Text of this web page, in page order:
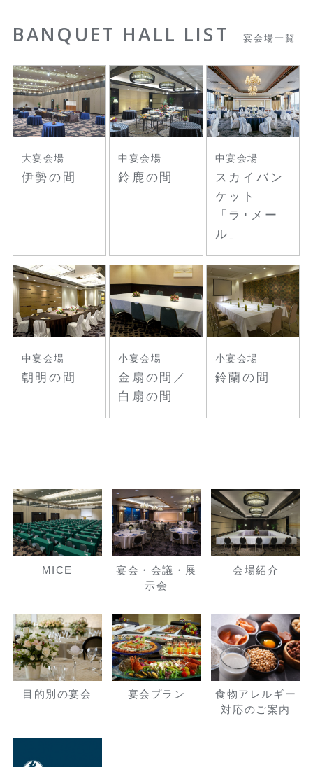
BANQUET HALL LIST 宴会場一覧
大宴会場
伊勢の間
中宴会場
鈴鹿の間
中宴会場
スカイバン
ケット
「ラ･メー
ル」
中宴会場
朝明の間
小宴会場
金扇の間／
白扇の間
小宴会場
鈴蘭の間
MICE
宴会・会議・展
示会
会場紹介
目的別の宴会 宴会プラン
食物アレルギー
対応のご案内